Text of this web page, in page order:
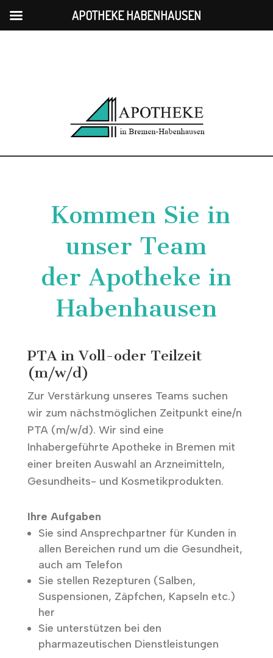
Kommen Sie in
unser Team
der Apotheke in
Habenhausen
PTA in Voll-oder Teilzeit
(m/w/d)
Zur Verstärkung unseres Teams suchen
wir zum nächstmöglichen Zeitpunkt eine/n
PTA (m/w/d). Wir sind eine
Inhabergeführte Apotheke in Bremen mit
einer breiten Auswahl an Arzneimitteln,
Gesundheits- und Kosmetikprodukten.
Ihre Aufgaben
Sie sind Ansprechpartner für Kunden in
allen Bereichen rund um die Gesundheit,
auch am Telefon
Sie stellen Rezepturen (Salben,
Suspensionen, Zäpfchen, Kapseln etc.)
her
Sie unterstützen bei den
pharmazeutischen Dienstleistungen
APOTHEKE HABENHAUSEN